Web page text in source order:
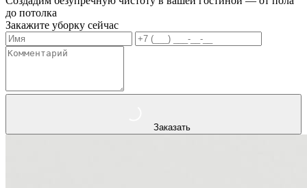
до потолка
Закажите уборку сейчас
Заказать